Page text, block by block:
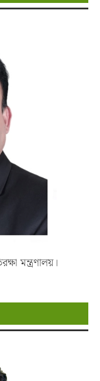
মন্ত্রণালয়।